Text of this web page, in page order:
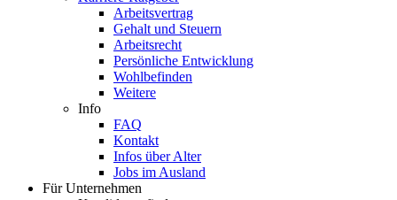
Arbeitsvertrag
Gehalt und Steuern
Arbeitsrecht
Persönliche Entwicklung
Wohlbefinden
Weitere
Info
FAQ
Kontakt
Infos über Alter
Jobs im Ausland
Für Unternehmen